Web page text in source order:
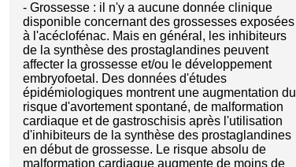
- Grossesse : il n'y a aucune donnée clinique
disponible concernant des grossesses exposées
à l'acéclofénac. Mais en général, les inhibiteurs
de la synthèse des prostaglandines peuvent
affecter la grossesse et/ou le développement
embryofoetal. Des données d'études
épidémiologiques montrent une augmentation du
risque d'avortement spontané, de malformation
cardiaque et de gastroschisis après l'utilisation
d'inhibiteurs de la synthèse des prostaglandines
en début de grossesse. Le risque absolu de
malformation cardiaque augmente de moins de